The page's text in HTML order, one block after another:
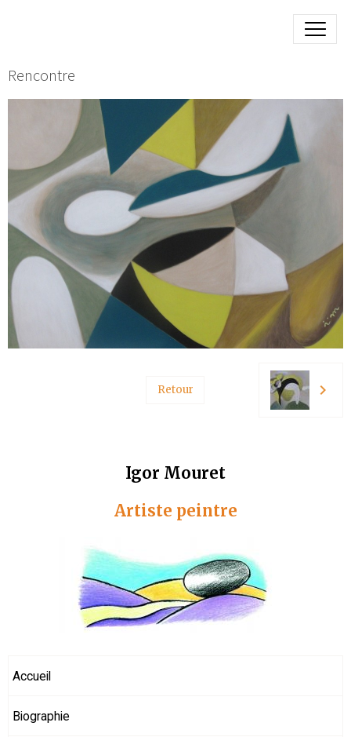
Rencontre
Retour
Igor Mouret
Artiste peintre
Accueil
Biographie